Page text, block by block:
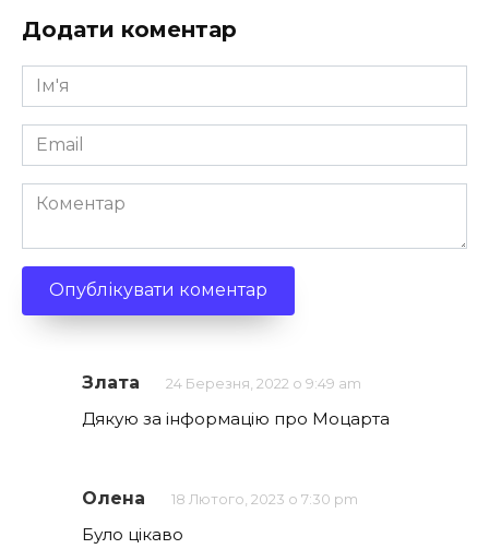
Додати коментар
Ім'я
*
Email
*
Коментар
Злата 24 Березня, 2022 о 9:49 am
Дякую за інформацію про Моцарта
Олена 18 Лютого, 2023 о 7:30 pm
Було цікаво